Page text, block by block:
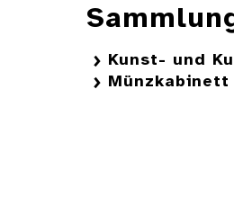
Kunst- und
Münzkabinett